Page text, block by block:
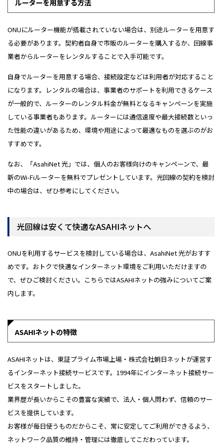
ルーターを用意する方法
ONUにルーター機能が搭載されていない場合は、別途ルーターを用意す
る必要があります。契約者自身で市販のルーターを購入するか、回線事
業者からルーターをレンタルすることで入手可能です。
自身でルーターを用意する場合、接続設定などは利用者が対応すること
になります。レンタルの場合は、事業者のサポートを利用できるケース
が一般的で、ルーターのレンタル料金が無料となるキャンペーンを実施
している事業者もあります。ルーターには通信速度や最大接続数といっ
た性能の違いがあるため、環境や用途によって最適なものを選ぶのがお
すすめです。
なお、「AsahiNet 光」では、個人のお客様向けのキャンペーンで、最
新のWi-Fiルーターを無料でプレゼントしています。光回線の契約を検討
中の場合は、ぜひ参考にしてください。
光回線は安くて快適なASAHIネットへ
ONUを利用するサービスを検討している場合は、AsahiNet 光がおすす
めです。おトクで快適なインターネット環境をご利用いただけますの
で、ぜひご検討ください。こちらではASAHIネットの強みについてご案
内します。
ASAHIネットの特徴
ASAHIネットは、東証プライム市場上場・株式会社朝日ネットが運営す
るインターネット接続サービスです。1994年にインターネット接続サー
ビスをスタートしました。
業界歴が長いからこその豊富な実績で、法人・個人問わず、信頼のサー
ビスを提供しています。
お客様が毎日使うものだからこそ、常に安定してご利用ができるよう、
ネットワーク品質の維持・管理には徹底してこだわっています。